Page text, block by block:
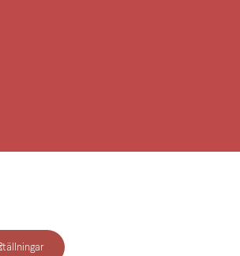
- en webbplats inom Lidköping kommun